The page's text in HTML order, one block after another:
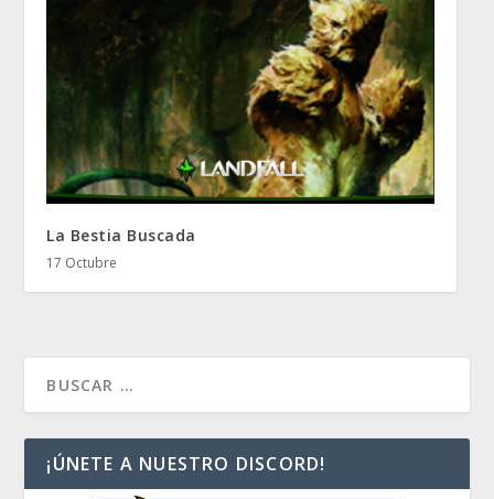
La Bestia Buscada
17 Octubre
¡ÚNETE A NUESTRO DISCORD!